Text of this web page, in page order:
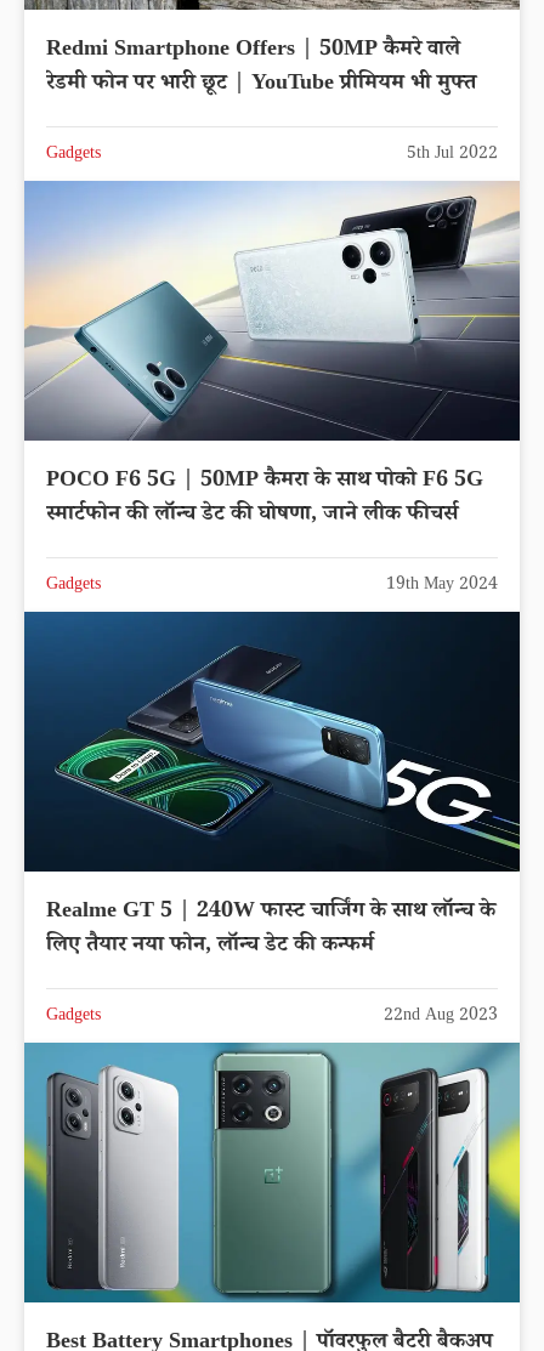
Redmi Smartphone Offers | 50MP कैमरे वाले
रेडमी फोन पर भारी छूट | YouTube प्रीमियम भी मुफ्त
Gadgets 5th Jul 2022
POCO F6 5G | 50MP कैमरा के साथ पोको F6 5G
स्मार्टफोन की लॉन्च डेट की घोषणा, जाने लीक फीचर्स
Gadgets 19th May 2024
Realme GT 5 | 240W फास्ट चार्जिंग के साथ लॉन्च के
लिए तैयार नया फोन, लॉन्च डेट की कन्फर्म
Gadgets 22nd Aug 2023
Best Battery Smartphones | पॉवरफुल बैटरी बैकअप